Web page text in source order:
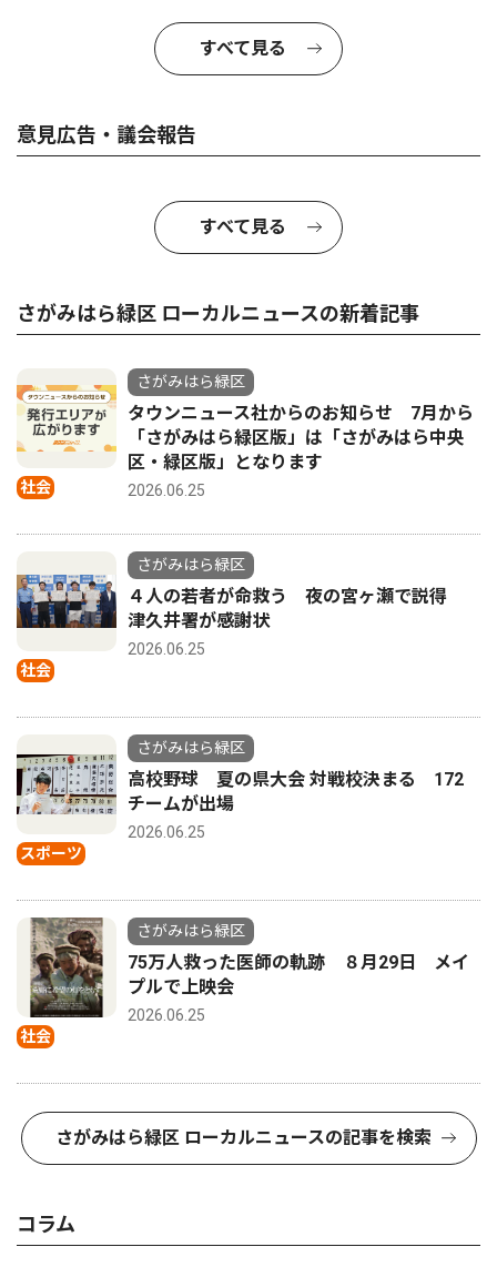
すべて見る
意見広告・議会報告
すべて見る
さがみはら緑区 ローカルニュースの新着記事
社会
さがみはら緑区
タウンニュース社からのお知らせ 7月から
「さがみはら緑区版」は「さがみはら中央
区・緑区版」となります
2026.06.25
社会
さがみはら緑区
４人の若者が命救う 夜の宮ヶ瀬で説得
津久井署が感謝状
2026.06.25
スポーツ
さがみはら緑区
高校野球 夏の県大会 対戦校決まる 172
チームが出場
2026.06.25
社会
さがみはら緑区
75万人救った医師の軌跡 ８月29日 メイ
プルで上映会
2026.06.25
さがみはら緑区 ローカルニュースの記事を検索
コラム